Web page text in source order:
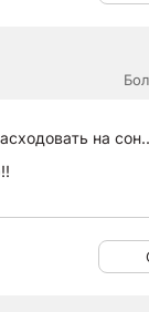
на сон..